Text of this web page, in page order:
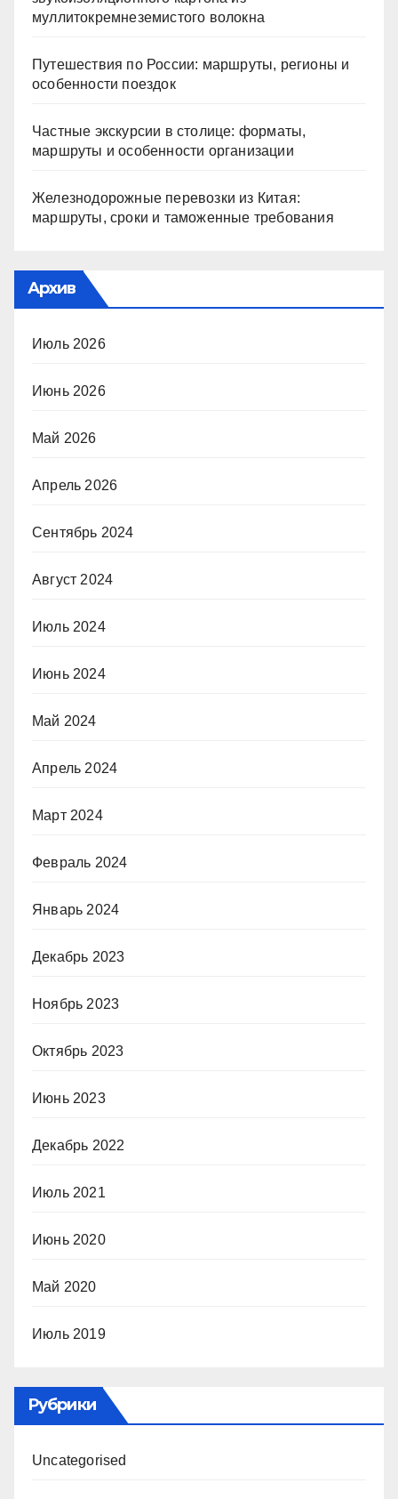
муллитокремнеземистого волокна
Путешествия по России: маршруты, регионы и
особенности поездок
Частные экскурсии в столице: форматы,
маршруты и особенности организации
Железнодорожные перевозки из Китая:
маршруты, сроки и таможенные требования
Архив
Июль 2026
Июнь 2026
Май 2026
Апрель 2026
Сентябрь 2024
Август 2024
Июль 2024
Июнь 2024
Май 2024
Апрель 2024
Март 2024
Февраль 2024
Январь 2024
Декабрь 2023
Ноябрь 2023
Октябрь 2023
Июнь 2023
Декабрь 2022
Июль 2021
Июнь 2020
Май 2020
Июль 2019
Рубрики
Uncategorised